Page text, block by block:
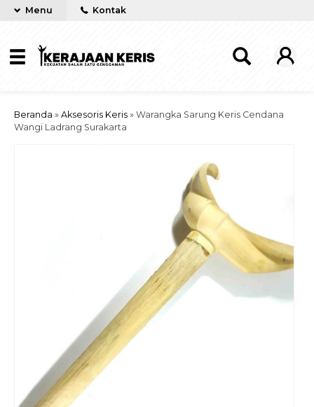
Menu Kontak
Beranda » Aksesoris Keris » Warangka Sarung Keris Cendana
Wangi Ladrang Surakarta